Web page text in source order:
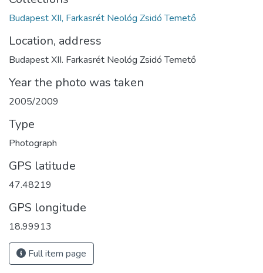
Budapest XII, Farkasrét Neológ Zsidó Temető
Location, address
Budapest XII. Farkasrét Neológ Zsidó Temető
Year the photo was taken
2005/2009
Type
Photograph
GPS latitude
47.48219
GPS longitude
18.99913
Full item page